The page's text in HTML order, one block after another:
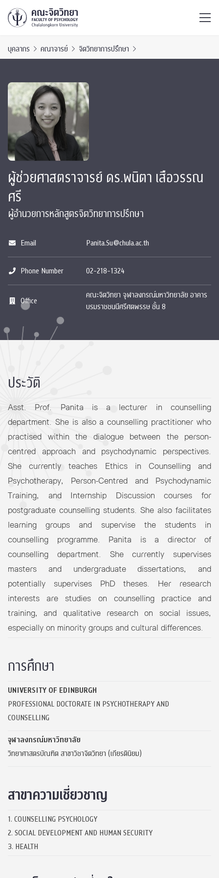
บุคลากร คณาจารย์ จิตวิทยาการปรึกษา
ผู้ช่วยศาสตราจารย์ ดร.พนิตา เสือวรรณ
ศรี
ผู้อำนวยการหลักสูตรจิตวิทยาการปรึกษา
Email Panita.Su@chula.ac.th
Phone Number 02-218-1324
Office
คณะจิตวิทยา จุฬาลงกรณ์มหาวิทยาลัย อาคาร
บรมราชชนนีศรีศตพรรษ ชั้น 8
ประวัติ
Asst. Prof. Panita is a lecturer in counselling
department. She is also a counselling practitioner who
practised within the dialogue between the person-
centred approach and psychodynamic perspectives.
She currently teaches Ethics in Counselling and
Psychotherapy, Person-Centred and Psychodynamic
Training, and Internship Discussion courses for
postgraduate counselling students. She also facilitates
learning groups and supervise the students in
counselling programme. Panita is a director of
counselling department. She currently supervises
masters and undergraduate dissertations, and
potentially supervises PhD theses. Her research
interests are studies on counselling practice and
training, and qualitative research on social issues,
especially on minority groups and cultural differences.
การศึกษา
UNIVERSITY OF EDINBURGH
PROFESSIONAL DOCTORATE IN PSYCHOTHERAPY AND
COUNSELLING
จุฬาลงกรณ์มหาวิทยาลัย
วิทยาศาสตรบัณฑิต สาขาวิชาจิตวิทยา (เกียรตินิยม)
สาขาความเชี่ยวชาญ
1. COUNSELLING PSYCHOLOGY
2. SOCIAL DEVELOPMENT AND HUMAN SECURITY
3. HEALTH